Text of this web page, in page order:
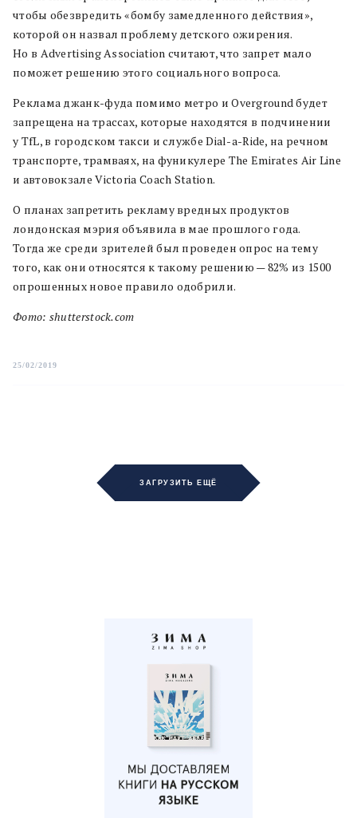
чтобы обезвредить «бомбу замедленного действия»,
которой он назвал проблему детского ожирения.
Но в Advertising Association считают, что запрет мало
поможет решению этого социального вопроса.
Реклама джанк-фуда помимо метро и Overground будет
запрещена на трассах, которые находятся в подчинении
у TfL, в городском такси и службе Dial-a-Ride, на речном
транспорте, трамваях, на фуникулере The Emirates Air Line
и автовокзале Victoria Coach Station.
О планах запретить рекламу вредных продуктов
лондонская мэрия объявила в мае прошлого года.
Тогда же среди зрителей был проведен опрос на тему
того, как они относятся к такому решению — 82% из 1500
опрошенных новое правило одобрили.
Фото: shutterstock.com
25/02/2019
ЗАГРУЗИТЬ ЕЩЁ